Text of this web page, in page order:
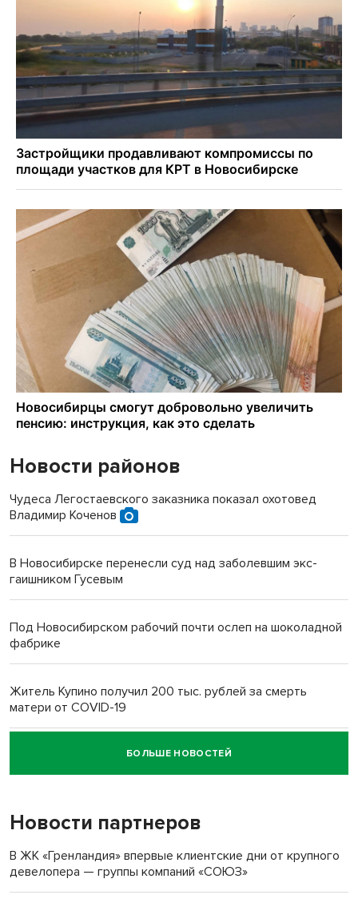
Новости районов
Чудеса Легостаевского заказника показал охотовед
Владимир Коченов
В Новосибирске перенесли суд над заболевшим экс-
гаишником Гусевым
Под Новосибирском рабочий почти ослеп на шоколадной
фабрике
Житель Купино получил 200 тыс. рублей за смерть
матери от COVID-19
Новосибирский суд наказал водителя за смерть
пенсионерки на вокзале
«Мы живём на пастбище!»: в новосибирском селе лошади
терроризируют жителей
БОЛЬШЕ НОВОСТЕЙ
Новости партнеров
В ЖК «Гренландия» впервые клиентские дни от крупного
девелопера — группы компаний «СОЮЗ»